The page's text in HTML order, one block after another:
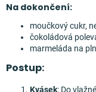
Na dokončení:
moučkový cukr,
čokoládová
marmeláda na
Postup:
Kvásek: Do